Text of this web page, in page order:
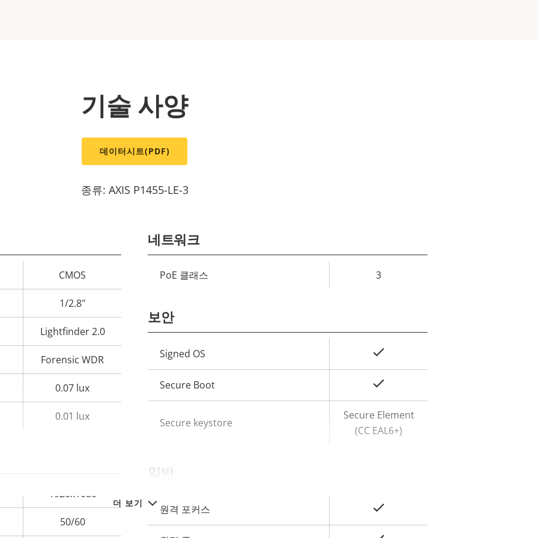
더 보기
기술 사양
데이터시트(PDF)
종류: AXIS P1455-LE-3
CMOS
1/2.8"
Lightfinder 2.0
Forensic WDR
0.07 lux
0.01 lux
1920x1080
50/60
네트워크
속
설
명
PoE 클래스 3
보안
속
성
설
성
값
Signed OS
Secure Boot
Secure keystore
Secure Element
(CC EAL6+)
일반
속
성
속
원격 포커스